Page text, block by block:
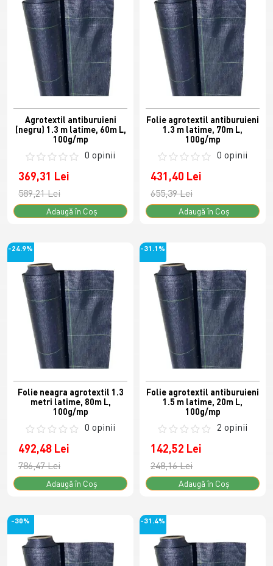
Agrotextil antiburuieni
(negru) 1.3 m latime, 60m L,
100g/mp
0 opinii
369,31 Lei
589,21 Lei
Adaugă în Coş
Folie agrotextil antiburuieni
1.3 m latime, 70m L,
100g/mp
0 opinii
431,40 Lei
655,39 Lei
Adaugă în Coş
-24.9%
Folie neagra agrotextil 1.3
metri latime, 80m L,
100g/mp
0 opinii
492,48 Lei
786,47 Lei
Adaugă în Coş
-31.1%
Folie agrotextil antiburuieni
1.5 m latime, 20m L,
100g/mp
2 opinii
142,52 Lei
248,16 Lei
Adaugă în Coş
-30% -31.4%